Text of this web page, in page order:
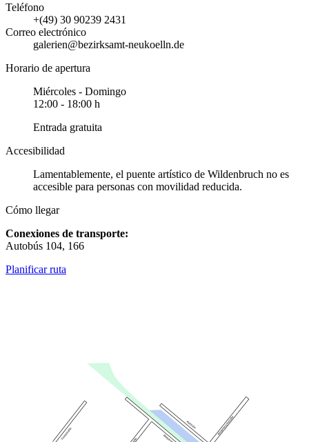
Teléfono
+(49) 30 90239 2431
Correo electrónico
galerien@bezirksamt-neukoelln.de
Horario de apertura
Miércoles - Domingo
12:00 - 18:00 h
Entrada gratuita
Accesibilidad
Lamentablemente, el puente artístico de Wildenbruch no es
accesible para personas con movilidad reducida.
Cómo llegar
Conexiones de transporte:
Autobús 104, 166
Planificar ruta